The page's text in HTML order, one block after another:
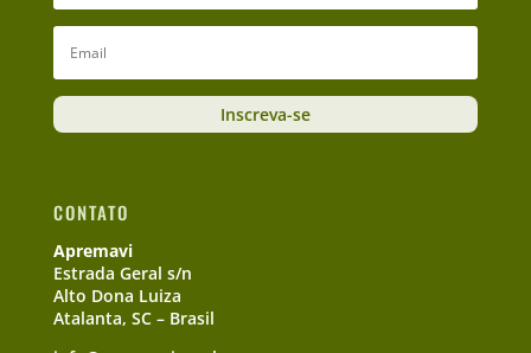
Inscreva-se
CONTATO
Apremavi
Estrada Geral s/n
Alto Dona Luiza
Atalanta, SC – Brasil